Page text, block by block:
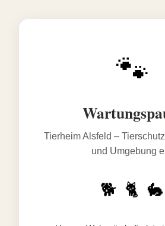
🐾
Tierheim Alsfeld –
und Umgebung
🐕 🐈 🐇